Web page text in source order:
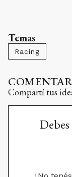
Temas
Racing
Compartí tus